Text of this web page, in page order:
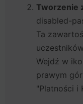
Tworzenie
disabled-
Ta
Wejdź w
prawym
"Platności i